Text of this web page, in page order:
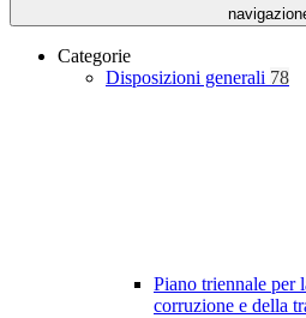
Categorie
Disposizioni generali 78
Piano triennale per
corruzione e della